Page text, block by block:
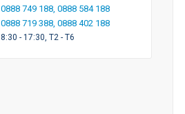
0888 749 188, 0888 584 188
0888 719 388, 0888 402 188
8:30 - 17:30, T2 - T6